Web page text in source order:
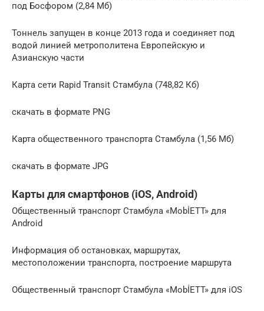
под Босфором (2,84 Мб)
Тоннель запущен в конце 2013 года и соединяет под
водой линией метрополитена Европейскую и
Азианскую части
Карта сети Rapid Transit Стамбула (748,82 Кб)
скачать в формате PNG
Карта общественного транспорта Стамбула (1,56 Мб)
скачать в формате JPG
Карты для смартфонов (iOS, Android)
Общественный транспорт Стамбула «MobİETT» для
Android
Информация об остановках, маршрутах,
местоположении транспорта, построение маршрута
Общественный транспорт Стамбула «MobİETT» для iOS